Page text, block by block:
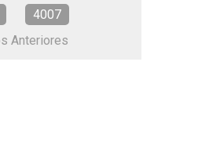
4007
Anteriores